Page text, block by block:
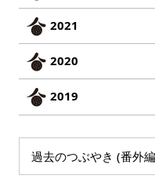
2021
2020
2019
過去のつぶやき (番外